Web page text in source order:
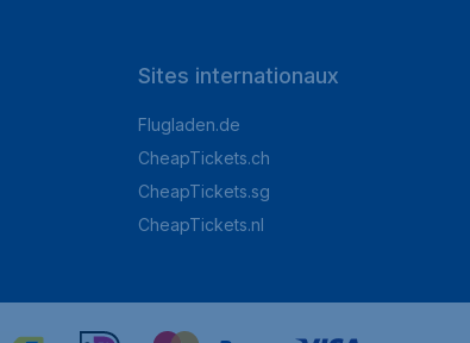
Sites internationaux
Flugladen.de
CheapTickets.ch
CheapTickets.sg
CheapTickets.nl